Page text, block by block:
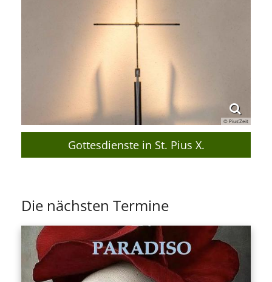
© Pius’Zeit
Gottesdienste in St. Pius X.
Die nächsten Termine